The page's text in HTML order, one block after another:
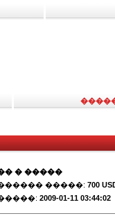
� �����
�����: 700
2009-01-11 03:44:02